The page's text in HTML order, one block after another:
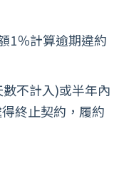
1％計算逾期違約
不計入)或半年內
終止契約，履約